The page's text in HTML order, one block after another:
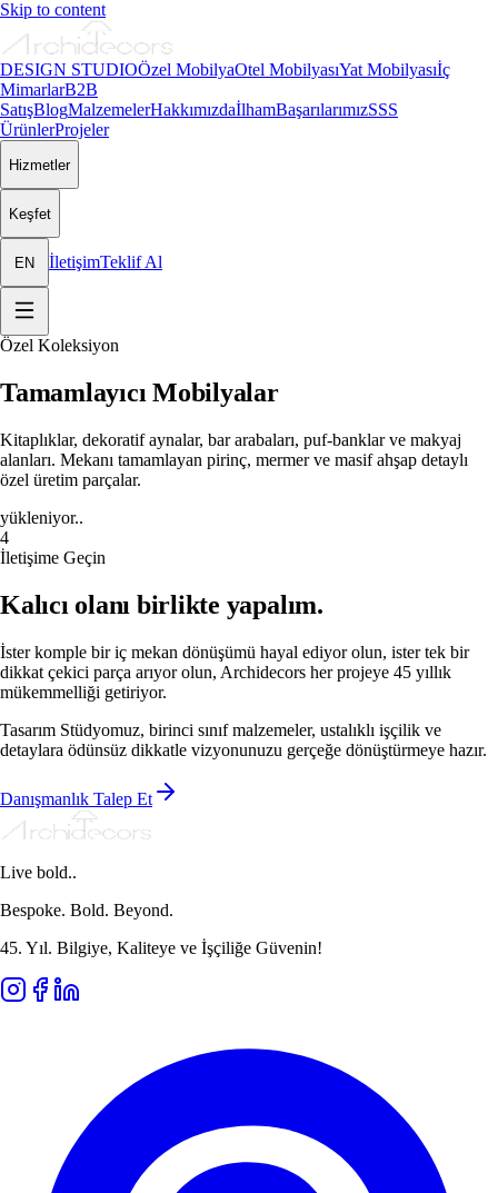
Skip to content
DESIGN STUDIOÖzel MobilyaOtel MobilyasıYat Mobilyasıİç
MimarlarB2B
SatışBlogMalzemelerHakkımızdaİlhamBaşarılarımızSSS
ÜrünlerProjeler
Hizmetler
Keşfet
EN İletişimTeklif Al
Özel Koleksiyon
Tamamlayıcı Mobilyalar
Kitaplıklar, dekoratif aynalar, bar arabaları, puf-banklar ve makyaj
alanları. Mekanı tamamlayan pirinç, mermer ve masif ahşap detaylı
özel üretim parçalar.
yükleniyor..
4
İletişime Geçin
Kalıcı olanı birlikte yapalım.
İster komple bir iç mekan dönüşümü hayal ediyor olun, ister tek bir
dikkat çekici parça arıyor olun, Archidecors her projeye 45 yıllık
mükemmelliği getiriyor.
Tasarım Stüdyomuz, birinci sınıf malzemeler, ustalıklı işçilik ve
detaylara ödünsüz dikkatle vizyonunuzu gerçeğe dönüştürmeye hazır.
Danışmanlık Talep Et
Live bold..
Bespoke. Bold. Beyond.
45. Yıl. Bilgiye, Kaliteye ve İşçiliğe Güvenin!